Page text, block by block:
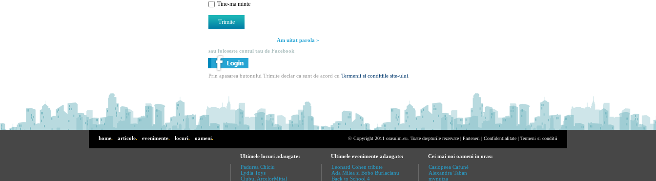
Tine-ma minte
Am uitat parola »
sau foloseste contul tau de Facebook
Prin apasarea butonului Trimite declar ca sunt de acord cu Termenii si conditiile site-ului
home. articole. evenimente. locuri. oameni. © Copyright 2011 orasulm.eu. Toate drepturile rezervate | Parteneri | Confidentialitate | Termeni si conditii
Ultimele locuri adaugate:
Padurea Chiciu
Lydia Toys
Clubul ArcelorMittal
Ultimele evenimente adaugate:
Leonard Cohen tribute
Ada Milea si Bobo Burlacianu
Back to School 4
Cei mai noi oameni in oras:
Casiopeea Cafuné
Alexandra Taban
mynutza